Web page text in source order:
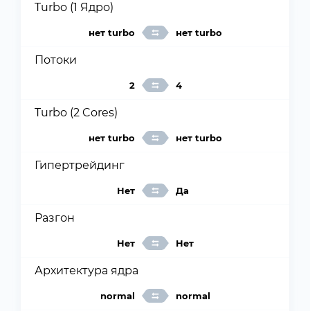
Turbo (1 Ядро)
нет turbo нет turbo
Потоки
2 4
Turbo (2 Cores)
нет turbo нет turbo
Гипертрейдинг
Нет Да
Разгон
Нет Нет
Архитектура ядра
normal normal